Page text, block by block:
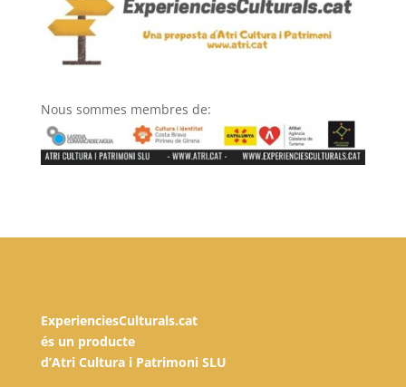
Nous sommes membres de:
ExperienciesCulturals.cat
és un producte
d’Atri Cultura i Patrimoni SLU